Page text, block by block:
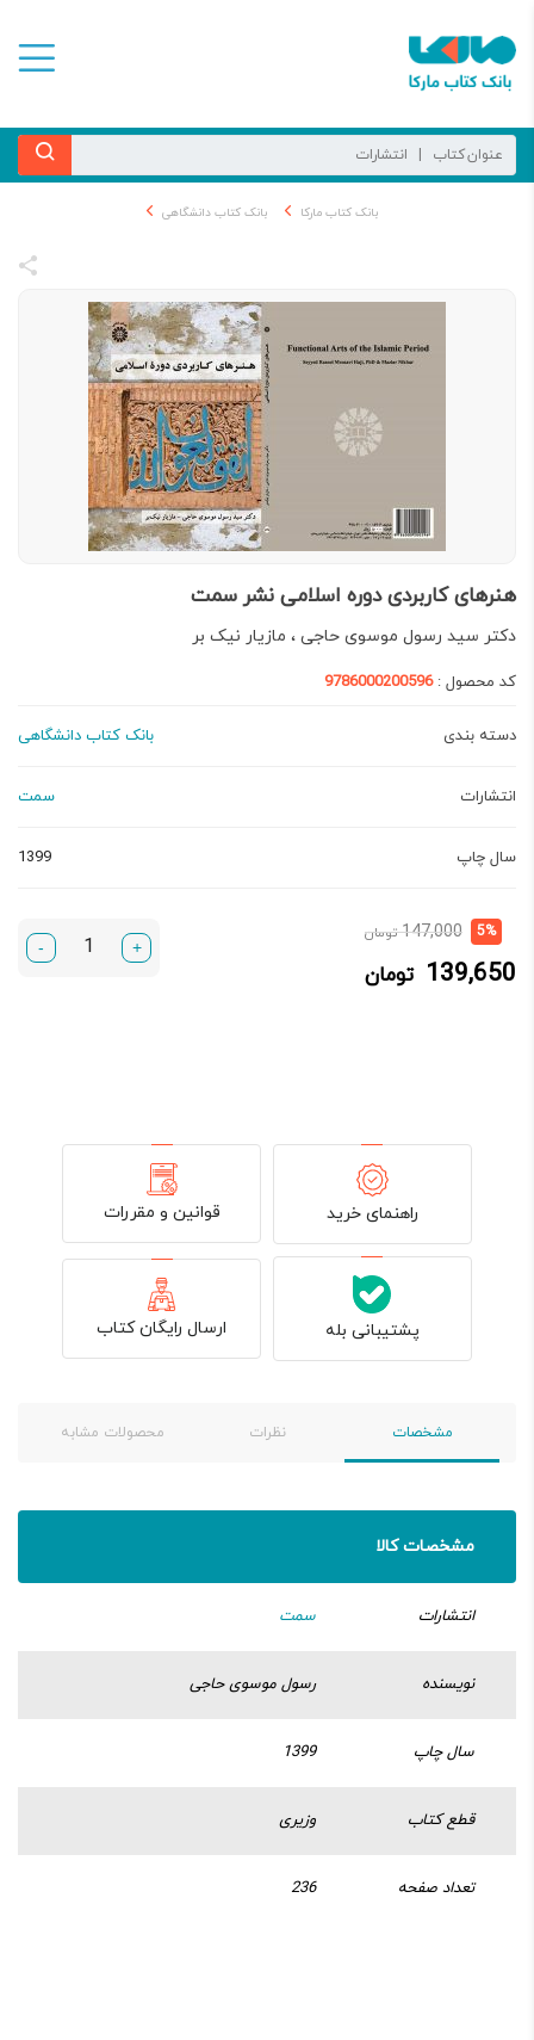
بانک کتاب مارکا بانک کتاب دانشگاهی
هنرهای کاربردی دوره اسلامی نشر سمت
دکتر سید رسول موسوی حاجی ، مازیار نیک بر
کد محصول :9786000200596
دسته بندی بانک کتاب دانشگاهی
انتشارات سمت
سال چاپ 1399
5%
147,000 تومانقیمت
139,650 تومان
قیمت
139,650 تومان.
+
-
راهنمای خرید قوانین و مقررات
پشتیبانی بله ارسال رایگان کتاب
مشخصات نظرات محصولات مشابه
مشخصات کالا
انتشارات سمت
نویسنده رسول موسوی حاجی
سال چاپ 1399
قطع کتاب وزیری
تعداد صفحه 236